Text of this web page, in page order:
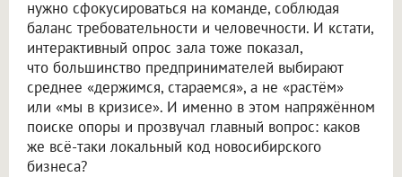
нужно сфокусироваться на команде, соблюдая
баланс требовательности и человечности. И кстати,
интерактивный опрос зала тоже показал,
что большинство предпринимателей выбирают
среднее «держимся, стараемся», а не «растём»
или «мы в кризисе». И именно в этом напряжённом
поиске опоры и прозвучал главный вопрос: каков
же всё-таки локальный код новосибирского
бизнеса?